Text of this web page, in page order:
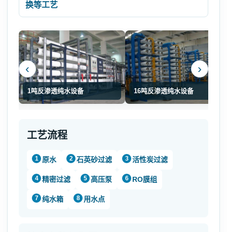
换等工艺
‹
1吨反渗透纯水设备 16吨反渗透纯水设备
›
工艺流程
原水 石英砂过滤 活性炭过滤
精密过滤 高压泵 RO膜组
纯水箱 用水点